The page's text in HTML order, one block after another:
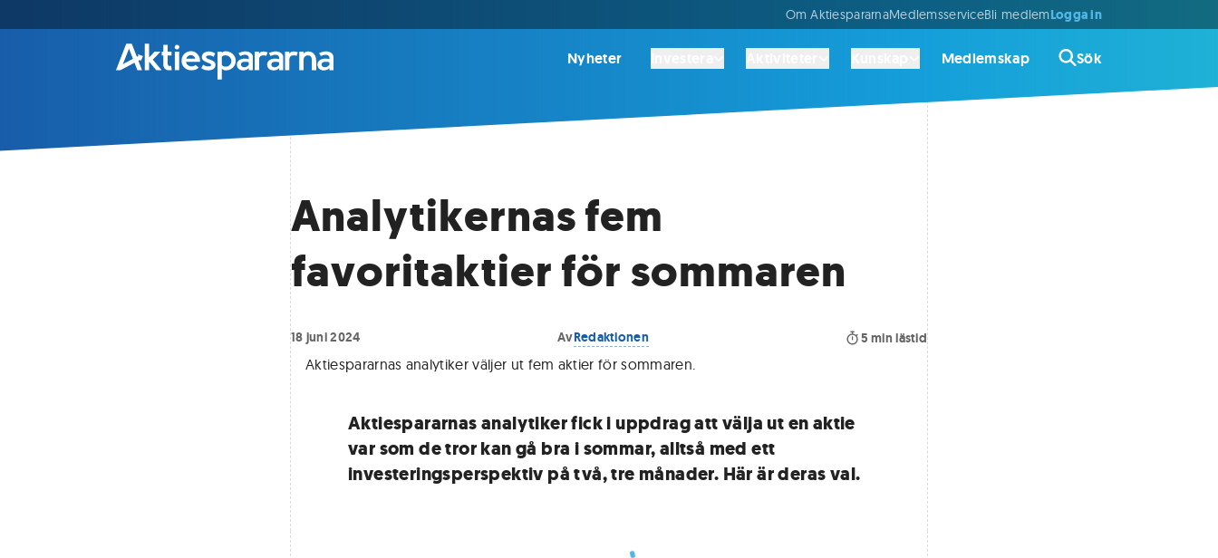
Om AktiespararnaMedlemsserviceBli medlemLogga in
Nyheter Medlemskap Sök
Analytikernas fem
favoritaktier för sommaren
18 juni 2024 AvRedaktionen 5 min lästid
Aktiespararnas analytiker väljer ut fem aktier för sommaren.
Aktiespararnas analytiker fick i uppdrag att välja ut en aktie
var som de tror kan gå bra i sommar, alltså med ett
investeringsperspektiv på två, tre månader. Här är deras val.